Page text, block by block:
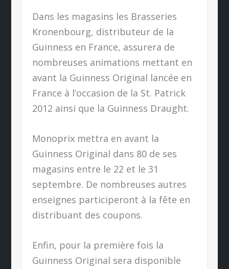
Dans les magasins les Brasseries
Kronenbourg, distributeur de la
Guinness en France, assurera de
nombreuses animations mettant en
avant la Guinness Original lancée en
France à l’occasion de la St. Patrick
2012 ainsi que la Guinness Draught.
Monoprix mettra en avant la
Guinness Original dans 80 de ses
magasins entre le 22 et le 31
septembre. De nombreuses autres
enseignes participeront à la fête en
distribuant des coupons.
Enfin, pour la première fois la
Guinness Original sera disponible